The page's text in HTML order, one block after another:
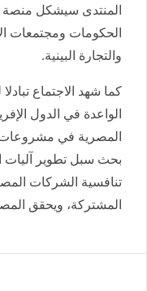
المنتدى سيشكل منصة
الحكومات ومجتمعات
والتجارة البينية.
كما شهد الاجتماع
الواعدة في الدول
المصرية في مشروعات
بحث سبل تطوير آليات
تنافسية الشركات
المشتركة، ويحقق